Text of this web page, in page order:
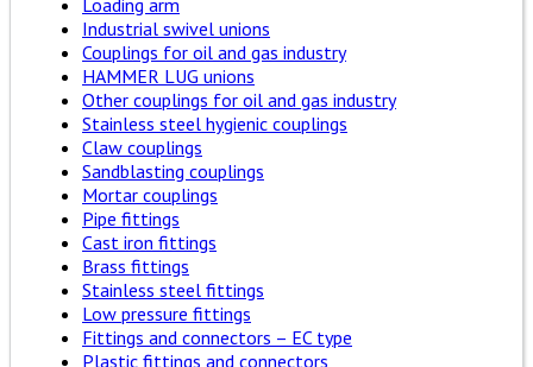
Loading arm
Industrial swivel unions
Couplings for oil and gas industry
HAMMER LUG unions
Other couplings for oil and gas industry
Stainless steel hygienic couplings
Claw couplings
Sandblasting couplings
Mortar couplings
Pipe fittings
Cast iron fittings
Brass fittings
Stainless steel fittings
Low pressure fittings
Fittings and connectors – EC type
Plastic fittings and connectors